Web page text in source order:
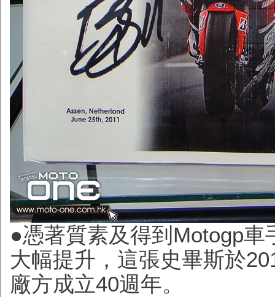
●憑著質素及得到Motogp
大幅提升，這張史畢斯於
廠方成立40週年。